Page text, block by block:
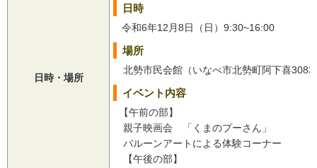
日時・場所
日時
令和6年12月8日（日）9:30~16:00
場所
北勢市民会館（いなべ市北勢町阿下喜3083
イベント内容
【午前の部】
親子映画会 「くまのプーさん」
バルーンアートによる体験コーナー
【午後の部】